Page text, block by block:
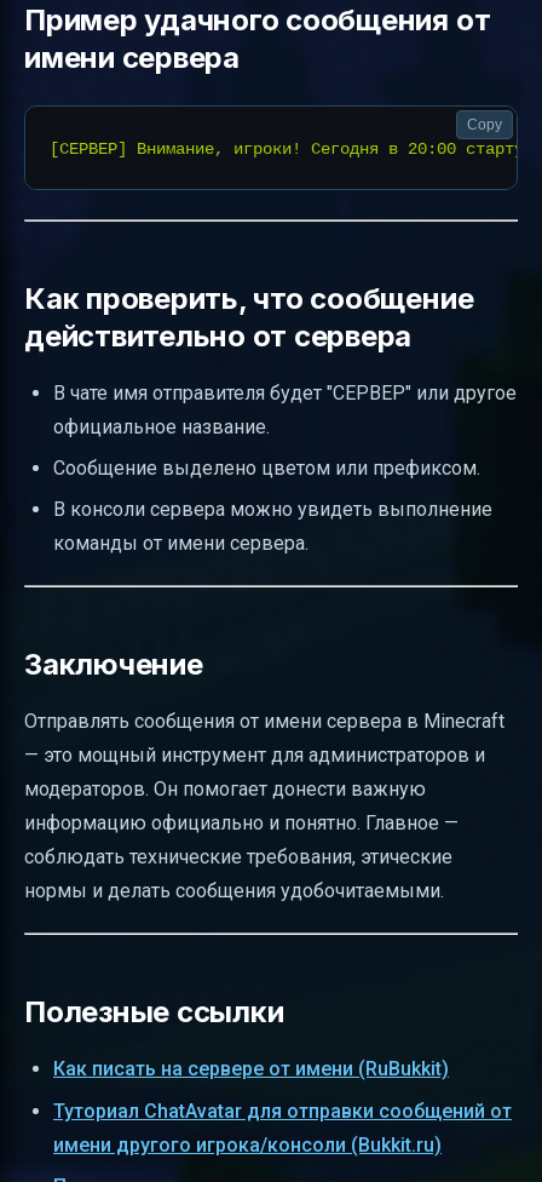
Пример удачного сообщения от
имени сервера
Copy
Как проверить, что сообщение
действительно от сервера
В чате имя отправителя будет "СЕРВЕР" или другое
официальное название.
Сообщение выделено цветом или префиксом.
В консоли сервера можно увидеть выполнение
команды от имени сервера.
Заключение
Отправлять сообщения от имени сервера в Minecraft
— это мощный инструмент для администраторов и
модераторов. Он помогает донести важную
информацию официально и понятно. Главное —
соблюдать технические требования, этические
нормы и делать сообщения удобочитаемыми.
Полезные ссылки
Как писать на сервере от имени (RuBukkit)
Туториал ChatAvatar для отправки сообщений от
имени другого игрока/консоли (Bukkit.ru)